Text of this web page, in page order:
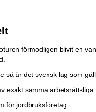
förmodligen blivit en
så är det svensk lag som
samma arbetsrättsliga
för jordbruksföretag.